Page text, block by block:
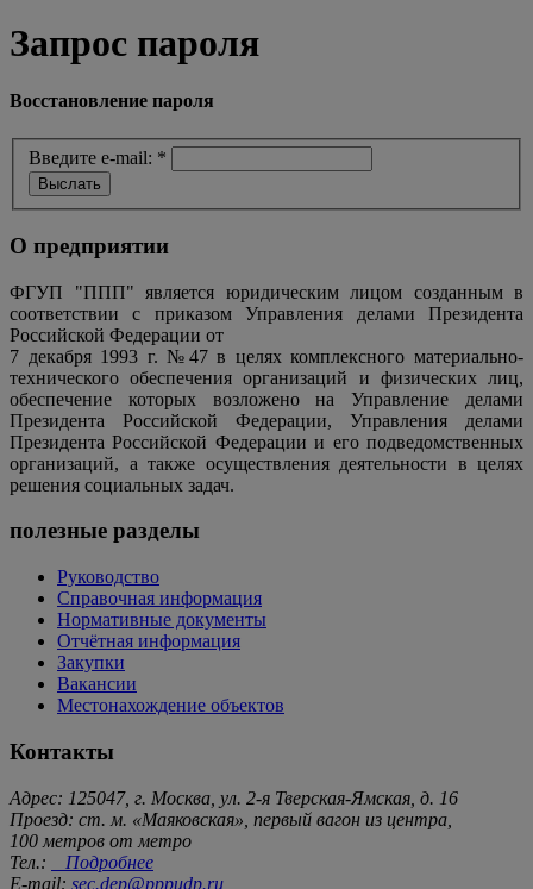
Запрос пароля
Восстановление пароля
Введите e-mail: *
О предприятии
ФГУП "ППП" является юридическим лицом созданным в
соответствии с приказом Управления делами Президента
Российской Федерации от
7 декабря 1993 г. №47 в целях комплексного материально-
технического обеспечения организаций и физических лиц,
обеспечение которых возложено на Управление делами
Президента Российской Федерации, Управления делами
Президента Российской Федерации и его подведомственных
организаций, а также осуществления деятельности в целях
решения социальных задач.
полезные разделы
Руководство
Справочная информация
Нормативные документы
Отчётная информация
Закупки
Вакансии
Местонахождение объектов
Контакты
Адрес: 125047, г. Москва, ул. 2-я Тверская-Ямская, д. 16
Проезд: ст. м. «Маяковская», первый вагон из центра,
100 метров от метро
Тел.:
Подробнее
E-mail: sec.dep@pppudp.ru